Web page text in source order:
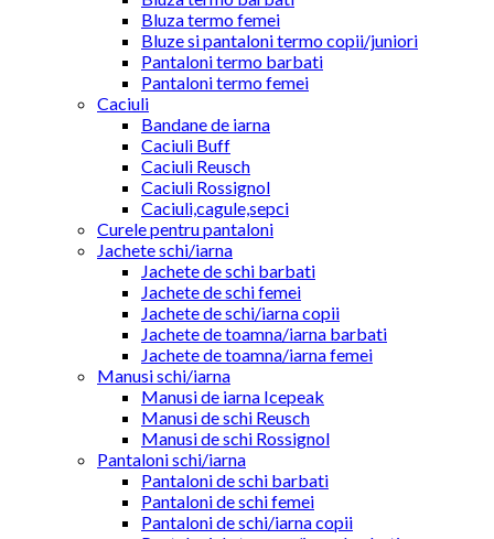
Bluza termo femei
Bluze si pantaloni termo copii/juniori
Pantaloni termo barbati
Pantaloni termo femei
Caciuli
Bandane de iarna
Caciuli Buff
Caciuli Reusch
Caciuli Rossignol
Caciuli,cagule,sepci
Curele pentru pantaloni
Jachete schi/iarna
Jachete de schi barbati
Jachete de schi femei
Jachete de schi/iarna copii
Jachete de toamna/iarna barbati
Jachete de toamna/iarna femei
Manusi schi/iarna
Manusi de iarna Icepeak
Manusi de schi Reusch
Manusi de schi Rossignol
Pantaloni schi/iarna
Pantaloni de schi barbati
Pantaloni de schi femei
Pantaloni de schi/iarna copii